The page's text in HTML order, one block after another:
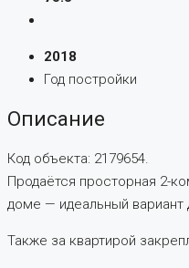
2018
Год постройки
Описание
Код объекта: 2179654.
Продаётся просторная 2-
доме — идеальный
Также за квартирой